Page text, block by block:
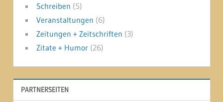
Schreiben (5)
Veranstaltungen (6)
Zeitungen + Zeitschriften (3)
Zitate + Humor(26)
PARTNERSEITEN